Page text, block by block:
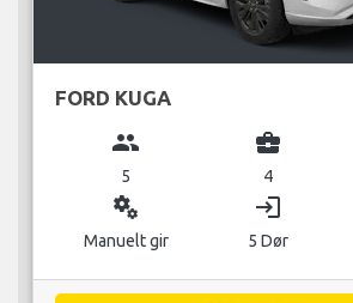
FORD KUGA
group
5
business_center
4
miscellaneous_services
Manuelt gir
login
5 Dør